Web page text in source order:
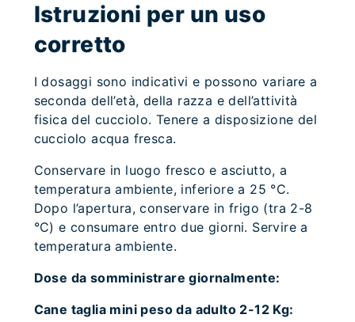
Istruzioni per un uso
corretto
I dosaggi sono indicativi e possono variare a
seconda dell’età, della razza e dell’attività
fisica del cucciolo. Tenere a disposizione del
cucciolo acqua fresca.
Conservare in luogo fresco e asciutto, a
temperatura ambiente, inferiore a 25 °C.
Dopo l’apertura, conservare in frigo (tra 2-8
°C) e consumare entro due giorni. Servire a
temperatura ambiente.
Dose da somministrare giornalmente:
Cane taglia mini peso da adulto 2-12 Kg: